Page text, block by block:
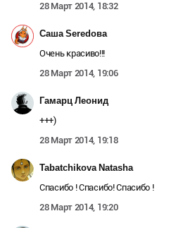
28 Март 2014, 18:32
Саша Seredова
Очень красиво!!!
28 Март 2014, 19:06
Гамарц Леонид
+++)
28 Март 2014, 19:18
Tabatchikova Natasha
Спасибо ! Спасибо! Спасибо !
28 Март 2014, 19:20